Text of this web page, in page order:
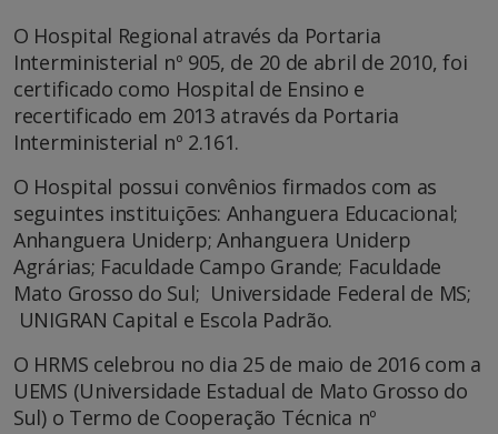
O Hospital Regional através da Portaria
Interministerial nº 905, de 20 de abril de 2010, foi
certificado como Hospital de Ensino e
recertificado em 2013 através da Portaria
Interministerial nº 2.161.
O Hospital possui convênios firmados com as
seguintes instituições: Anhanguera Educacional;
Anhanguera Uniderp; Anhanguera Uniderp
Agrárias; Faculdade Campo Grande; Faculdade
Mato Grosso do Sul; Universidade Federal de MS;
UNIGRAN Capital e Escola Padrão.
O HRMS celebrou no dia 25 de maio de 2016 com a
UEMS (Universidade Estadual de Mato Grosso do
Sul) o Termo de Cooperação Técnica nº